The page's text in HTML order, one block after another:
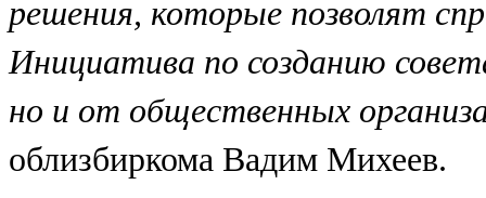
решения, которые позволят
Инициатива по созданию
но и от общественных
облизбиркома Вадим Михеев.